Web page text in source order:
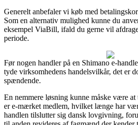
Generelt anbefaler vi køb med
Som en alternativ mulighed kunne du
eksempel ViaBill, ifald du gerne vil
periode.
Før nogen handler på en Shimano e-
tyde virksomhedens handelsvilkår, det er
spændende.
En nemmere løsning kunne måske være
er e-mærket medlem, hvilket længe har
handlen tilslutter sig dansk lovgivning,